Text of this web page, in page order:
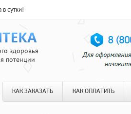
сутки!
здоровья
потенции
КАК ЗАКАЗАТЬ КАК ОПЛАТИТЬ